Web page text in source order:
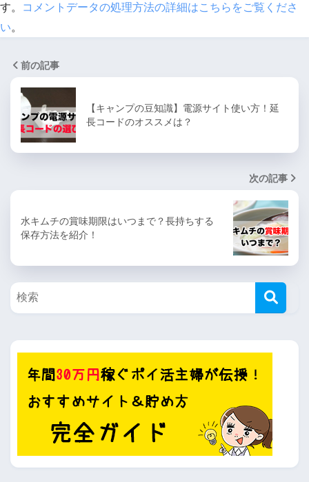
す。
コメントデータの処理方法の詳細はこちらをご覧くださ
い。
前の記事
【キャンプの豆知識】電源サイト使い方！延
長コードのオススメは？
次の記事
水キムチの賞味期限はいつまで？長持ちする
保存方法を紹介！